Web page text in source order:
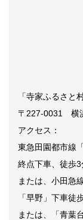
「寺家ふるさと
〒 227-0031 横
アクセス：
東急田園都市線
終点下車、徒歩3
または、小田急
「早野」下車徒
または、
「青葉